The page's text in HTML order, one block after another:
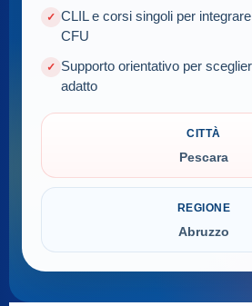
CLIL e corsi singoli per
CFU
Supporto orientativo per
adatto
CITTÀ
Pescara
REGIONE
Abruzzo